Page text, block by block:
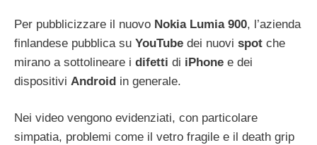
Per pubblicizzare il nuovo Nokia Lumia 900, l’azienda
finlandese pubblica su YouTube dei nuovi spot che
mirano a sottolineare i difetti di iPhone e dei
dispositivi Android in generale.
Nei video vengono evidenziati, con particolare
simpatia, problemi come il vetro fragile e il death grip